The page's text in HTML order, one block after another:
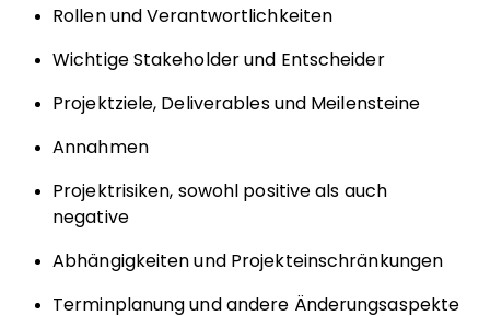
Rollen und Verantwortlichkeiten
Wichtige Stakeholder und Entscheider
Projektziele, Deliverables und Meilensteine
Annahmen
Projektrisiken, sowohl positive als auch
negative
Abhängigkeiten und Projektein­schränkungen
Terminplanung und andere Änderungsaspekte